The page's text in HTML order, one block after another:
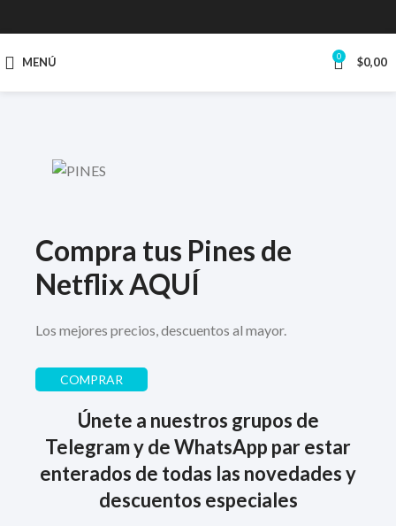
MENÚ 0 $0,00
Compra tus Pines de
Netflix AQUÍ
Los mejores precios, descuentos al mayor.
COMPRAR
Únete a nuestros grupos de
Telegram y de WhatsApp par estar
enterados de todas las novedades y
descuentos especiales